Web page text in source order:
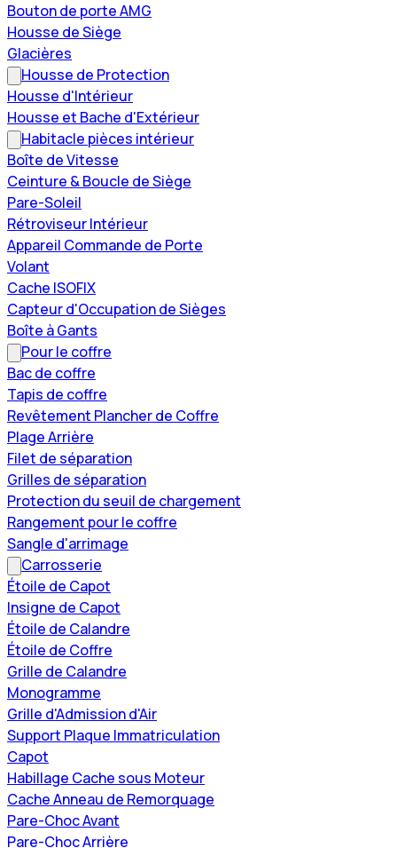
Bouton de porte AMG
Housse de Siège
Glacières
Housse de Protection
Housse d'Intérieur
Housse et Bache d'Extérieur
Habitacle pièces intérieur
Boîte de Vitesse
Ceinture & Boucle de Siège
Pare-Soleil
Rétroviseur Intérieur
Appareil Commande de Porte
Volant
Cache ISOFIX
Capteur d'Occupation de Sièges
Boîte à Gants
Pour le coffre
Bac de coffre
Tapis de coffre
Revêtement Plancher de Coffre
Plage Arrière
Filet de séparation
Grilles de séparation
Protection du seuil de chargement
Rangement pour le coffre
Sangle d'arrimage
Carrosserie
Étoile de Capot
Insigne de Capot
Étoile de Calandre
Étoile de Coffre
Grille de Calandre
Monogramme
Grille d'Admission d'Air
Support Plaque Immatriculation
Capot
Habillage Cache sous Moteur
Cache Anneau de Remorquage
Pare-Choc Avant
Pare-Choc Arrière